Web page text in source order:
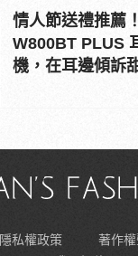
情人節送禮推薦
W800BT PLUS
機，在耳邊傾訴
隱私權政策 著作權